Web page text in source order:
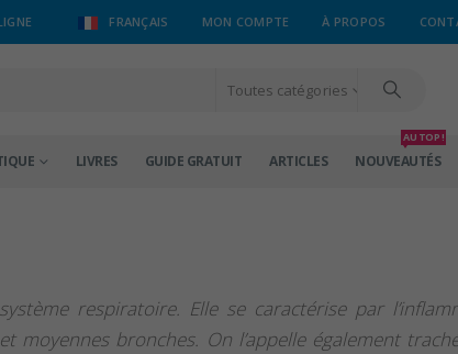
FRANÇAIS MON COMPTE À PROPOS
Toutes catégories
LIVRES GUIDE GRATUIT ARTICLES NOUVEAUTÉS
AU TOP !
respiratoire. Elle se caractérise par
moyennes bronches. On l’appelle également